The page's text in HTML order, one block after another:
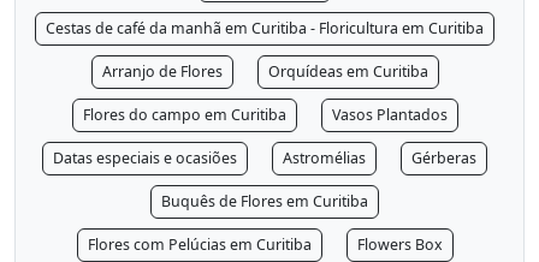
Cestas de café da manhã em Curitiba - Floricultura em Curitiba
Arranjo de Flores Orquídeas em Curitiba
Flores do campo em Curitiba Vasos Plantados
Datas especiais e ocasiões Astromélias Gérberas
Buquês de Flores em Curitiba
Flores com Pelúcias em Curitiba Flowers Box